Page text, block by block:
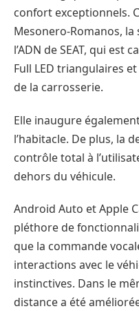
confort exceptionnels.
Mesonero-Romanos,
l’ADN de SEAT, qui est
Full LED triangulaires
de la carrosserie.
Elle inaugure
l’habitacle. De plus, la
contrôle total à
dehors du véhicule.
Android Auto et Apple
pléthore de
que la commande
interactions avec le
instinctives. Dans le
distance a été améliorée